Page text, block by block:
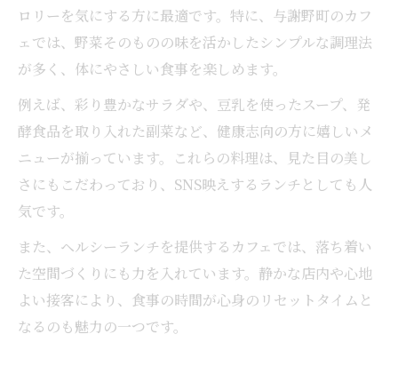
ロリーを気にする方に最適です。特に、与謝野町のカフ
ェでは、野菜そのものの味を活かしたシンプルな調理法
が多く、体にやさしい食事を楽しめます。
例えば、彩り豊かなサラダや、豆乳を使ったスープ、発
酵食品を取り入れた副菜など、健康志向の方に嬉しいメ
ニューが揃っています。これらの料理は、見た目の美し
さにもこだわっており、SNS映えするランチとしても人
気です。
また、ヘルシーランチを提供するカフェでは、落ち着い
た空間づくりにも力を入れています。静かな店内や心地
よい接客により、食事の時間が心身のリセットタイムと
なるのも魅力の一つです。